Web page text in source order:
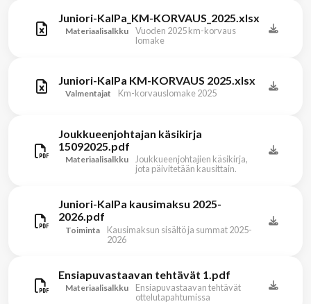
Juniori-KalPa_KM-KORVAUS_2025.xlsx
Materiaalisalkku
Vuoden 2025 km-korvaus
lomake
Juniori-KalPa KM-KORVAUS 2025.xlsx
Valmentajat Km-korvauslomake 2025
Joukkueenjohtajan käsikirja
15092025.pdf
Materiaalisalkku
Joukkueenjohtajien käsikirja,
jota päivitetään kausittain.
Juniori-KalPa kausimaksu 2025-
2026.pdf
Toiminta
Kausimaksun sisältö ja summat 2025-
2026
Ensiapuvastaavan tehtävät 1.pdf
Materiaalisalkku
Ensiapuvastaavan tehtävät
ottelutapahtumissa